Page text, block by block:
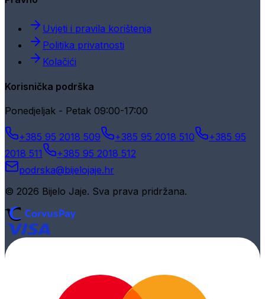
Uvjeti i pravila korištenja
Politika privatnosti
Kolačići
Korisnička podrška
Ponedjeljak - Petak 09:00-17:00
+385 95 2018 509 +385 95 2018 510
+385 95
2018 511
+385 95 2018 512
podrska@bijelojaje.hr
© 2026 Bijelo Jaje. Sva prava pridržana.